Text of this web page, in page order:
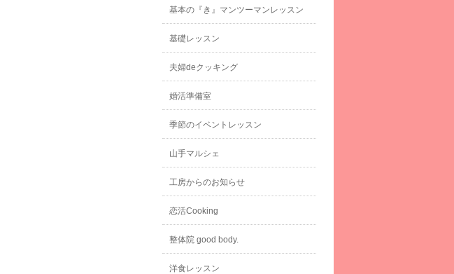
基本の『き』マンツーマンレッスン
基礎レッスン
夫婦deクッキング
婚活準備室
季節のイベントレッスン
山手マルシェ
工房からのお知らせ
恋活Cooking
整体院 good body.
洋食レッスン